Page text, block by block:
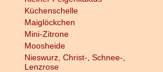
Küchenschelle
Maiglöckchen
Mini-Zitrone
Moosheide
Nieswurz, Christ-, Schnee-,
Lenzrose